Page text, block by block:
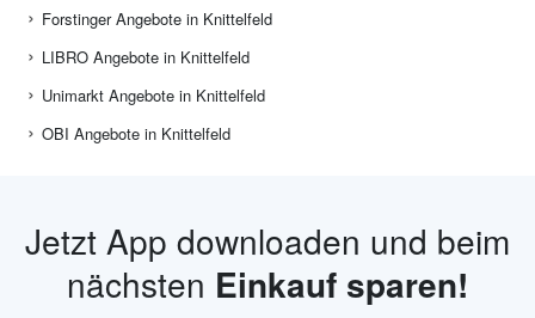
Forstinger Angebote in Knittelfeld
LIBRO Angebote in Knittelfeld
Unimarkt Angebote in Knittelfeld
OBI Angebote in Knittelfeld
Jetzt App downloaden und beim
nächsten Einkauf sparen!